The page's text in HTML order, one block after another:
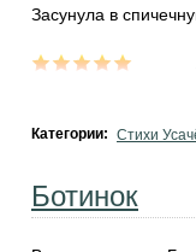
Засунула в
Категории: Стихи
Ботинок